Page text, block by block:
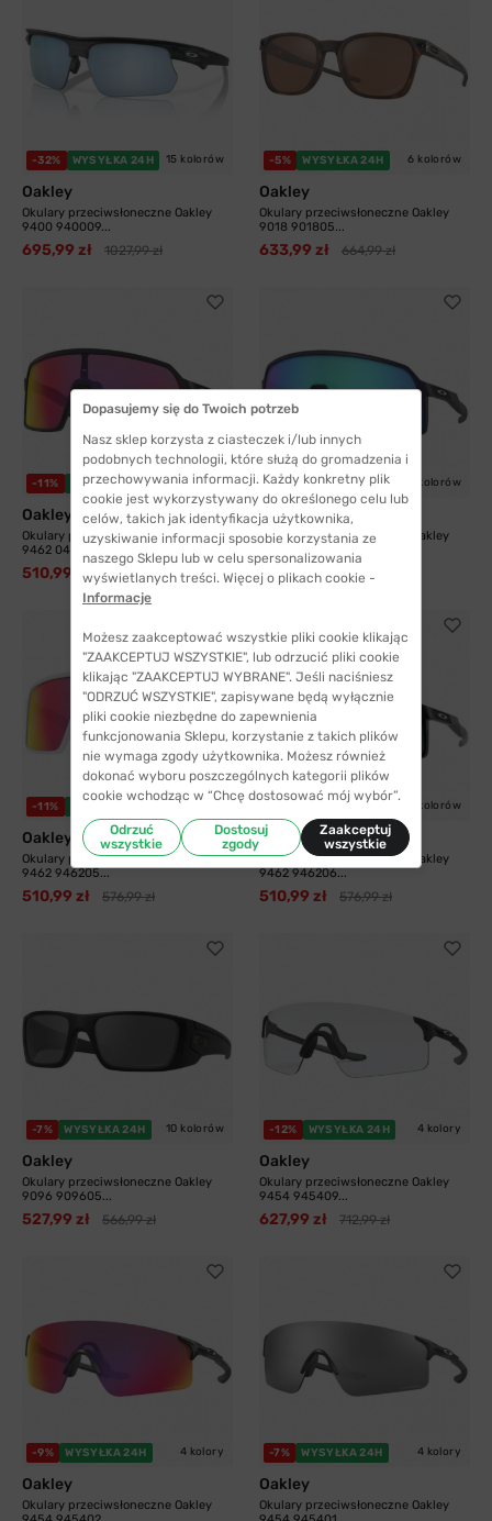
-32% WYSYŁKA 24H 15 kolorów
Oakley
Okulary przeciwsłoneczne Oakley
9400 940009...
695,99 zł 1027,99 zł
-5% WYSYŁKA 24H 6 kolorów
Oakley
Okulary przeciwsłoneczne Oakley
9018 901805...
633,99 zł 664,99 zł
-11% WYSYŁKA 24H 9 kolorów
Oakley
Okulary przeciwsłoneczne Oakley
9462 04 28...
510,99 zł 576,99 zł
-8% WYSYŁKA 24H 9 kolorów
Oakley
Okulary przeciwsłoneczne Oakley
9462 946202...
507,99 zł 550,99 zł
-11% 9 kolorów
Oakley
Okulary przeciwsłoneczne Oakley
9462 946205...
510,99 zł 576,99 zł
WYSYŁKA 24H 9 kolorów
Oakley
Okulary przeciwsłoneczne Oakley
9462 946206...
510,99 zł 576,99 zł
-7% WYSYŁKA 24H 10 kolorów
Oakley
Okulary przeciwsłoneczne Oakley
9096 909605...
527,99 zł 566,99 zł
-12% WYSYŁKA 24H 4 kolory
Oakley
Okulary przeciwsłoneczne Oakley
9454 945409...
627,99 zł 712,99 zł
-9% WYSYŁKA 24H 4 kolory
Oakley
Okulary przeciwsłoneczne Oakley
-7% WYSYŁKA 24H 4 kolory
Oakley
Okulary przeciwsłoneczne Oakley
Dopasujemy się do Twoich potrzeb
Nasz sklep korzysta z ciasteczek i/lub innych
podobnych technologii, które służą do gromadzenia i
przechowywania informacji. Każdy konkretny plik
cookie jest wykorzystywany do określonego celu lub
celów, takich jak identyfikacja użytkownika,
uzyskiwanie informacji sposobie korzystania ze
naszego Sklepu lub w celu spersonalizowania
wyświetlanych treści. Więcej o plikach cookie -
Informacje
Możesz zaakceptować wszystkie pliki cookie klikając
"ZAAKCEPTUJ WSZYSTKIE", lub odrzucić pliki cookie
klikając "ZAAKCEPTUJ WYBRANE". Jeśli naciśniesz
"ODRZUĆ WSZYSTKIE", zapisywane będą wyłącznie
pliki cookie niezbędne do zapewnienia
funkcjonowania Sklepu, korzystanie z takich plików
nie wymaga zgody użytkownika. Możesz również
dokonać wyboru poszczególnych kategorii plików
cookie wchodząc w “Chcę dostosować mój wybór”.
Odrzuć
wszystkie
Dostosuj
zgody
Zaakceptuj
wszystkie